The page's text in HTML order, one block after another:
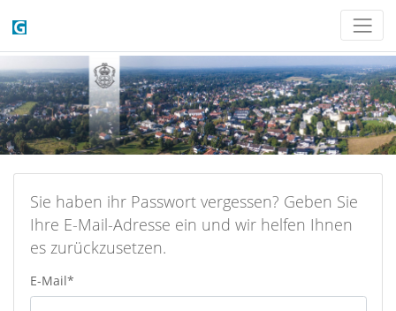
Sie haben ihr Passwort vergessen? Geben Sie
Ihre E-Mail-Adresse ein und wir helfen Ihnen
es zurückzusetzen.
E-Mail*